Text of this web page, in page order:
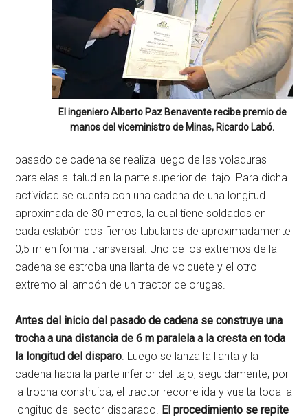
El ingeniero Alberto Paz Benavente recibe premio de
manos del viceministro de Minas, Ricardo Labó.
pasado de cadena se realiza luego de las voladuras
paralelas al talud en la parte superior del tajo. Para dicha
actividad se cuenta con una cadena de una longitud
aproximada de 30 metros, la cual tiene soldados en
cada eslabón dos fierros tubulares de aproximadamente
0,5 m en forma transversal. Uno de los extremos de la
cadena se estroba una llanta de volquete y el otro
extremo al lampón de un tractor de orugas.
Antes del inicio del pasado de cadena se construye una
trocha a una distancia de 6 m paralela a la cresta en toda
la longitud del disparo. Luego se lanza la llanta y la
cadena hacia la parte inferior del tajo; seguidamente, por
la trocha construida, el tractor recorre ida y vuelta toda la
longitud del sector disparado. El procedimiento se repite